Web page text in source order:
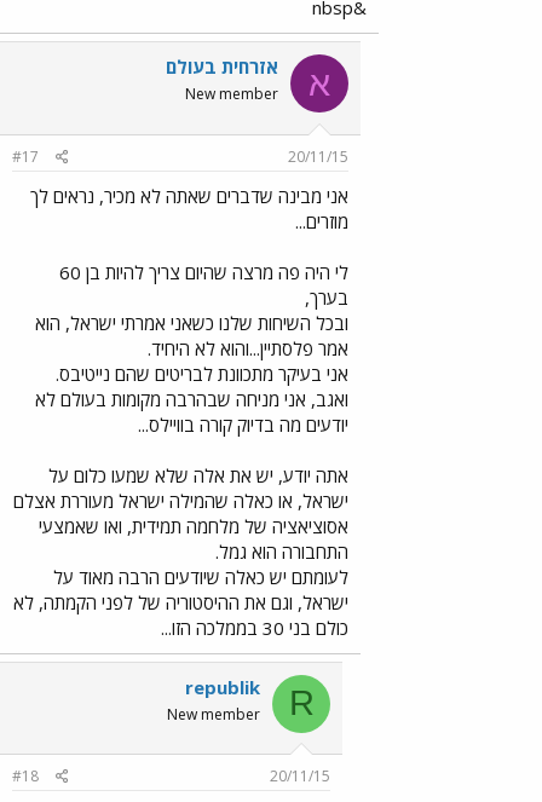
&nbsp
א אזרחית בעולם
New member
20/11/15
#17
אני מבינה שדברים שאתה לא מכיר, נראים לך
מוזרים...
לי היה פה מרצה שהיום צריך להיות בן 60
בערך,
ובכל השיחות שלנו כשאני אמרתי ישראל, הוא
אמר פלסתיין...והוא לא היחיד.
אני בעיקר מתכוונת לבריטים שהם נייטיבס.
ואגב, אני מניחה שבהרבה מקומות בעולם לא
יודעים מה בדיוק קורה בוויילס...
אתה יודע, יש את אלה שלא שמעו כלום על
ישראל, או כאלה שהמילה ישראל מעוררת אצלם
אסוציאציה של מלחמה תמידית, ואו שאמצעי
התחבורה הוא גמל.
לעומתם יש כאלה שיודעים הרבה מאוד על
ישראל, וגם את ההיסטוריה של לפני הקמתה, לא
כולם בני 30 בממלכה הזו...
R
republik
New member
20/11/15
#18